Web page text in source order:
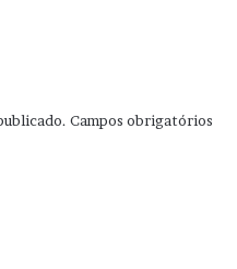
Campos obrigatórios